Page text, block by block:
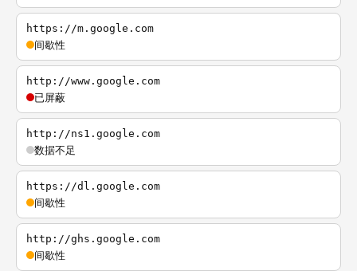
https://m.google.com
间歇性
http://www.google.com
已屏蔽
http://ns1.google.com
数据不足
https://dl.google.com
间歇性
http://ghs.google.com
间歇性